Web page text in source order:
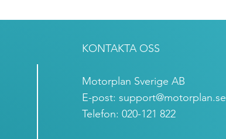
KONTAKTA OSS
Motorplan Sverige AB
E-post: support@motorplan.se
Telefon: 020-121 822